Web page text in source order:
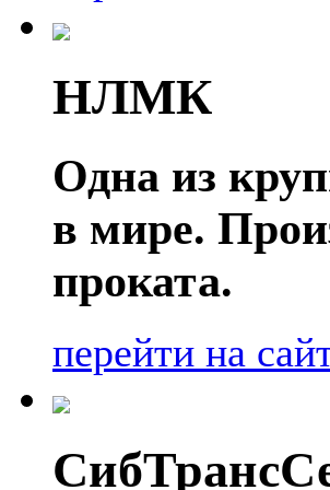
НЛМК
Одна из
в мире.
проката.
перейти на